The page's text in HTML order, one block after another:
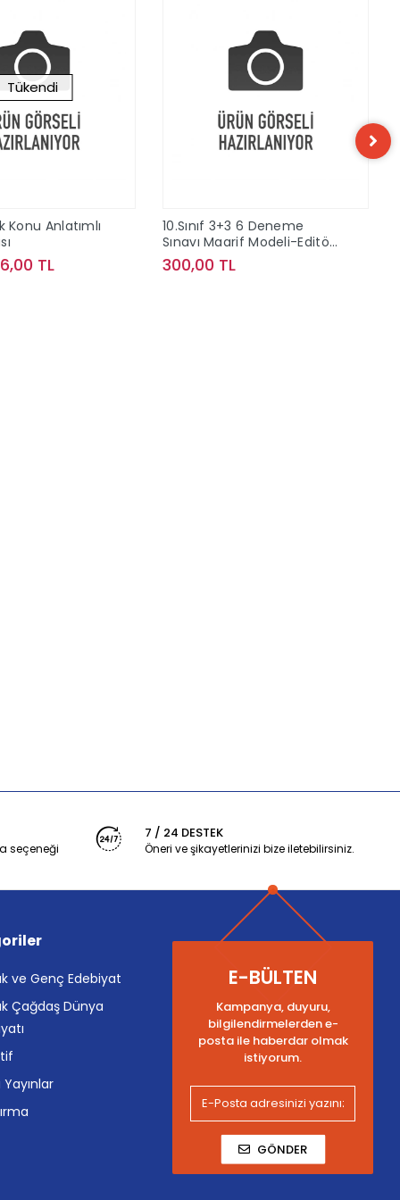
Tükendi
Konu Anlatımlı
TL
10.Sınıf 3+3 6 Deneme
Sınavı Maarif Modeli-Editör
Yayınları
300,00 TL
seçeneği
7 / 24 DESTEK
Öneri ve şikayetlerinizi bize iletebilirsiniz.
ve Genç Edebiyat
Çağdaş Dünya
Yayınlar
E-BÜLTEN
Kampanya, duyuru,
bilgilendirmelerden e-
posta ile haberdar olmak
istiyorum.
GÖNDER